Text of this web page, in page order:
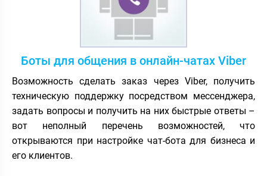
Боты для общения в онлайн-чатах Viber
Возможность сделать заказ через Viber, получить
техническую поддержку посредством мессенджера,
задать вопросы и получить на них быстрые ответы –
вот неполный перечень возможностей, что
открываются при настройке чат-бота для бизнеса и
его клиентов.